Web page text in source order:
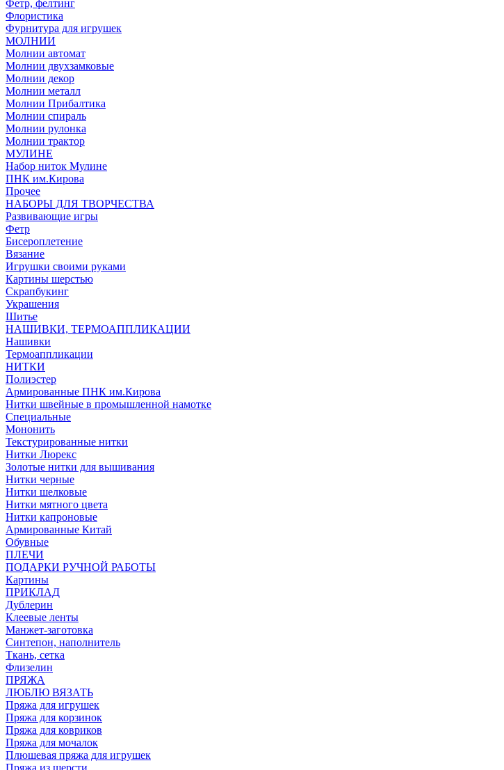
Фетр, фелтинг
Флористика
Фурнитура для игрушек
МОЛНИИ
Молнии автомат
Молнии двухзамковые
Молнии декор
Молнии металл
Молнии Прибалтика
Молнии спираль
Молнии рулонка
Молнии трактор
МУЛИНЕ
Набор ниток Мулине
ПНК им.Кирова
Прочее
НАБОРЫ ДЛЯ ТВОРЧЕСТВА
Развивающие игры
Фетр
Бисероплетение
Вязание
Игрушки своими руками
Картины шерстью
Скрапбукинг
Украшения
Шитье
НАШИВКИ, ТЕРМОАППЛИКАЦИИ
Нашивки
Термоаппликации
НИТКИ
Полиэстер
Армированные ПНК им.Кирова
Нитки швейные в промышленной намотке
Специальные
Мононить
Текстурированные нитки
Нитки Люрекс
Золотые нитки для вышивания
Нитки черные
Нитки шелковые
Нитки мятного цвета
Нитки капроновые
Армированные Китай
Обувные
ПЛЕЧИ
ПОДАРКИ РУЧНОЙ РАБОТЫ
Картины
ПРИКЛАД
Дублерин
Клеевые ленты
Манжет-заготовка
Синтепон, наполнитель
Ткань, сетка
Флизелин
ПРЯЖА
ЛЮБЛЮ ВЯЗАТЬ
Пряжа для игрушек
Пряжа для корзинок
Пряжа для ковриков
Пряжа для мочалок
Плюшевая пряжа для игрушек
Пряжа из шерсти